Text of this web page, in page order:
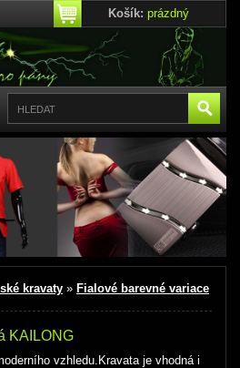
Košík: prázdný
kravaty » Fialové barevné variace
KAILONG
vzhledu.Kravata je vhodná i